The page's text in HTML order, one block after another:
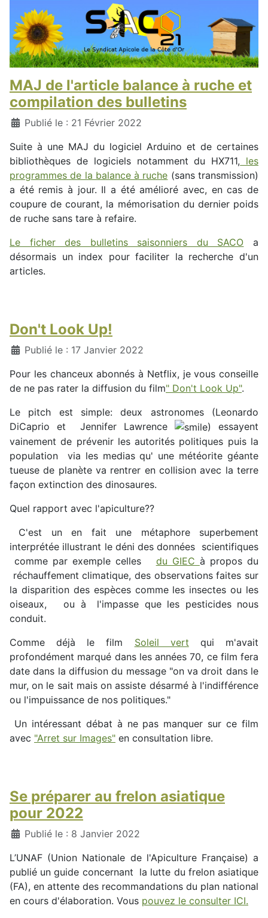
MAJ de l'article balance à ruche et
compilation des bulletins
DétailsPublié le : 21 Février 2022
Suite à une MAJ du logiciel Arduino et de certaines
bibliothèques de logiciels notamment du HX711, les
programmes de la balance à ruche (sans transmission)
a été remis à jour. Il a été amélioré avec, en cas de
coupure de courant, la mémorisation du dernier poids
de ruche sans tare à refaire.
Le ficher des bulletins saisonniers du SACO a
désormais un index pour faciliter la recherche d'un
articles.
Don't Look Up!
DétailsPublié le : 17 Janvier 2022
Pour les chanceux abonnés à Netflix, je vous conseille
de ne pas rater la diffusion du film" Don't Look Up".
Le pitch est simple: deux astronomes (Leonardo
DiCaprio et Jennifer Lawrence
) essayent
vainement de prévenir les autorités politiques puis la
population via les medias qu' une météorite géante
tueuse de planète va rentrer en collision avec la terre
façon extinction des dinosaures.
Quel rapport avec l'apiculture??
C'est un en fait une métaphore superbement
interprétée illustrant le déni des données scientifiques
comme par exemple celles du GIEC à propos du
réchauffement climatique, des observations faites sur
la disparition des espèces comme les insectes ou les
oiseaux, ou à l'impasse que les pesticides nous
conduit.
Comme déjà le film Soleil vert qui m'avait
profondément marqué dans les années 70, ce film fera
date dans la diffusion du message "on va droit dans le
mur, on le sait mais on assiste désarmé à l'indifférence
ou l'impuissance de nos politiques."
Un intéressant débat à ne pas manquer sur ce film
avec "Arret sur Images" en consultation libre.
Se préparer au frelon asiatique
pour 2022
DétailsPublié le : 8 Janvier 2022
L’UNAF (Union Nationale de l'Apiculture Française) a
publié un guide concernant la lutte du frelon asiatique
(FA), en attente des recommandations du plan national
en cours d'élaboration. Vous pouvez le consulter ICI.